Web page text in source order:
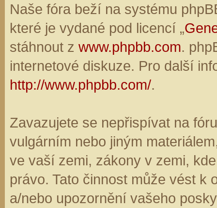
Naše fóra beží na systému
které je vydané pod licencí „
stáhnout z www.phpbb.com.
internetové diskuze. Pro další
http://www.phpbb.com/.
Zavazujete se nepřispívat na
vulgárním nebo jiným
ve vaší zemi, zákony v zemi,
právo. Tato činnost může vést k
a/nebo upozornění vašeho